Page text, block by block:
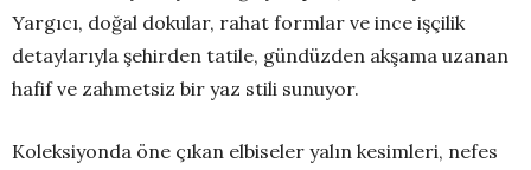
Yargıcı, doğal dokular, rahat formlar ve ince işçilik
detaylarıyla şehirden tatile, gündüzden akşama uzanan
hafif ve zahmetsiz bir yaz stili sunuyor.
Koleksiyonda öne çıkan elbiseler yalın kesimleri, nefes